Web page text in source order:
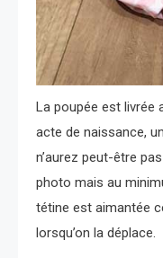
La poupée est livrée
acte de naissance,
n’aurez peut-être
photo mais au
tétine est aimantée
lorsqu’on la déplace.